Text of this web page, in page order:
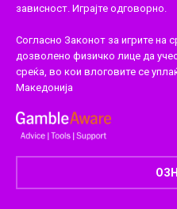
зависност. Играјте одговорно.
Согласно Законот за игрите на
дозволено физичко лице да
среќа, во кои влоговите се
Македонија